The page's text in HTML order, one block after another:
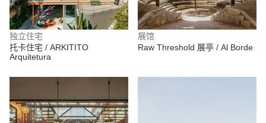
独立住宅
托卡住宅 / ARKITITO
Arquitetura
展馆
Raw Threshold 展亭 / Al Borde